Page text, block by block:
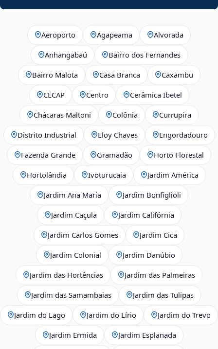
Aeroporto Agapeama Alvorada
Anhangabaú Bairro dos Fernandes
Bairro Malota Casa Branca Caxambu
CECAP Centro Cerâmica Ibetel
Chácaras Maltoni Colônia Currupira
Distrito Industrial Eloy Chaves Engordadouro
Fazenda Grande Gramadão Horto Florestal
Hortolândia Ivoturucaia Jardim América
Jardim Ana Maria Jardim Bonfiglioli
Jardim Caçula Jardim Califórnia
Jardim Carlos Gomes Jardim Cica
Jardim Colonial Jardim Danúbio
Jardim das Hortências Jardim das Palmeiras
Jardim das Samambaias Jardim das Tulipas
Jardim do Lago Jardim do Lírio Jardim do Trevo
Jardim Ermida Jardim Esplanada